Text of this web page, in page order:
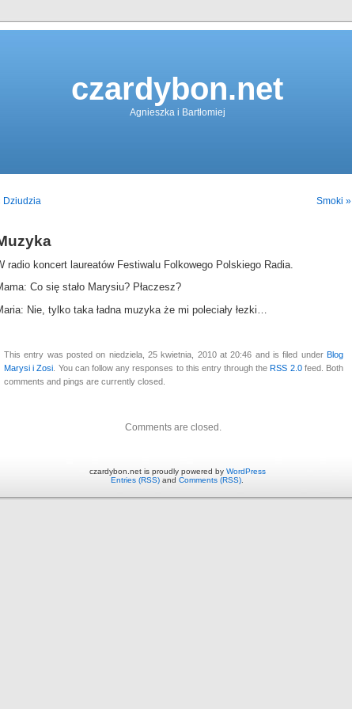
czardybon.net
Agnieszka i Bartłomiej
Dziudzia Smoki »
radio koncert laureatów Festiwalu Folkowego Polskiego Radia.
Co się stało Marysiu? Płaczesz?
Nie, tylko taka ładna muzyka że mi poleciały łezki…
This entry was posted on niedziela, 25 kwietnia, 2010 at 20:46 and is filed under Blog
Marysi i Zosi . You can follow any responses to this entry through theRSS 2.0feed. Both
comments and pings are currently closed.
Comments are closed.
czardybon.net is proudly powered by WordPress
Entries (RSS) and Comments (RSS)